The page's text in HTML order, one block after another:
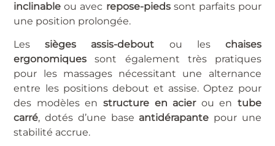
inclinable ou avec repose-piedssont parfaits pour
une position prolongée.
Lessièges assis-debout ou les chaises
ergonomiques sont également très pratiques
pour les massages nécessitant une alternance
entre les positions debout et assise. Optez pour
des modèles en structure en acierou en tube
carré, dotés d’une base antidérapante pour une
stabilité accrue.